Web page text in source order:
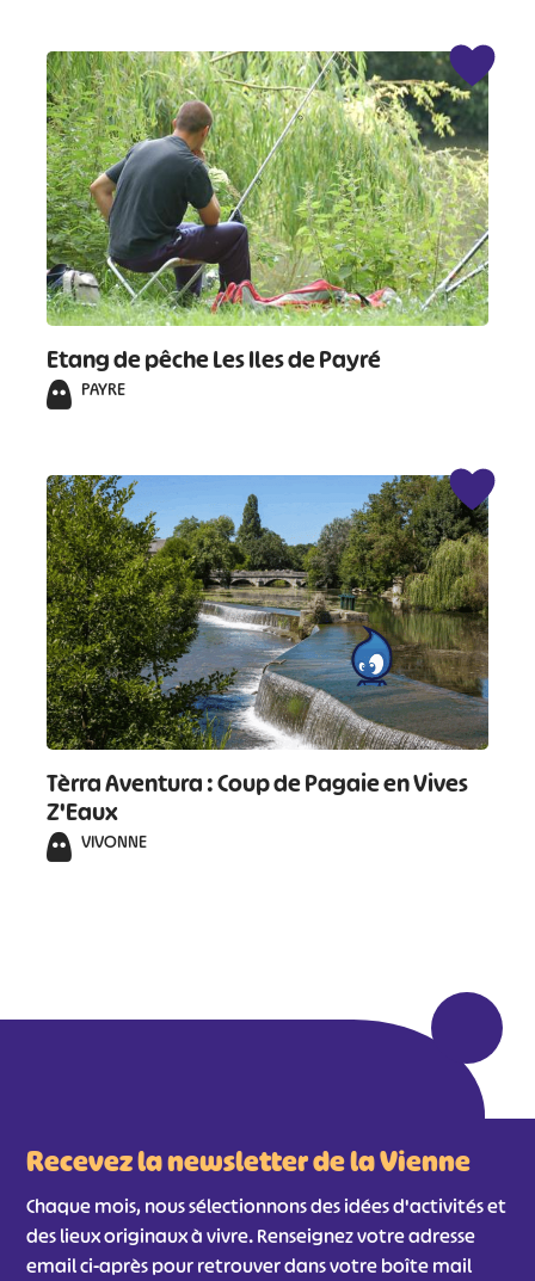
Etang de pêche Les Iles de Payré
PAYRE
Tèrra Aventura : Coup de Pagaie en Vives
Z'Eaux
VIVONNE
Recevez la newsletter de la Vienne
Chaque mois, nous sélectionnons des idées d'activités et
des lieux originaux à vivre. Renseignez votre adresse
email ci-après pour retrouver dans votre boîte mail
#
#
#